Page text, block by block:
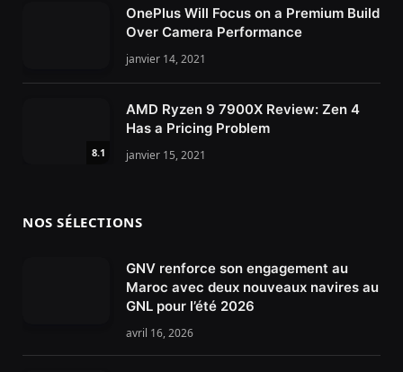
OnePlus Will Focus on a Premium Build
Over Camera Performance
janvier 14, 2021
8.1
AMD Ryzen 9 7900X Review: Zen 4
Has a Pricing Problem
janvier 15, 2021
NOS SÉLECTIONS
GNV renforce son engagement au
Maroc avec deux nouveaux navires au
GNL pour l’été 2026
avril 16, 2026